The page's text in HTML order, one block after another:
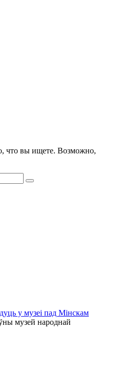
что вы ищете. Возможно,
у музеі пад Мінскам
музей народнай